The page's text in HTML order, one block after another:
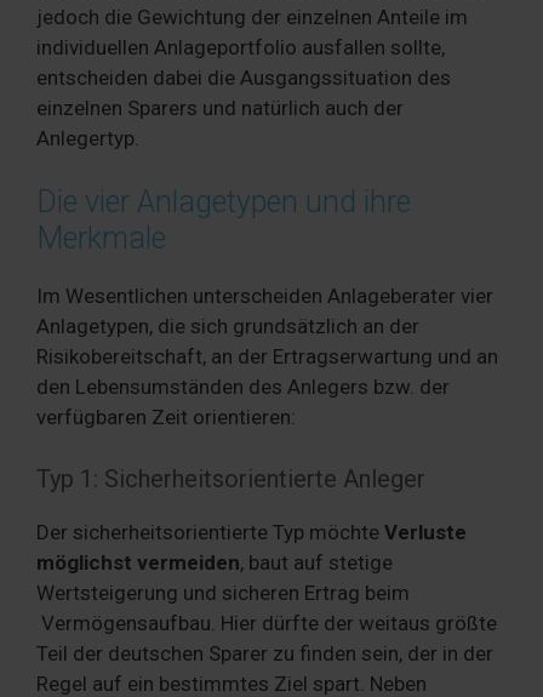
jedoch die Gewichtung der einzelnen Anteile im
individuellen Anlageportfolio ausfallen sollte,
entscheiden dabei die Ausgangssituation des
einzelnen Sparers und natürlich auch der
Anlegertyp.
Die vier Anlagetypen und ihre
Merkmale
Im Wesentlichen unterscheiden Anlageberater vier
Anlagetypen, die sich grundsätzlich an der
Risikobereitschaft, an der Ertragserwartung und an
den Lebensumständen des Anlegers bzw. der
verfügbaren Zeit orientieren:
Typ 1: Sicherheitsorientierte Anleger
Der sicherheitsorientierte Typ möchte Verluste
möglichst vermeiden, baut auf stetige
Wertsteigerung und sicheren Ertrag beim
Vermögensaufbau. Hier dürfte der weitaus größte
Teil der deutschen Sparer zu finden sein, der in der
Regel auf ein bestimmtes Ziel spart. Neben